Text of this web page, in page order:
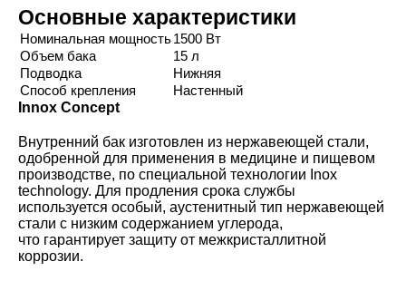
Основные характеристики
Номинальная мощность1500 Вт
Объем бака
15 л
Подводка
Нижняя
Способ крепления
Настенный
Innox Concept
Внутренний бак изготовлен из нержавеющей стали,
одобренной для применения в медицине и пищевом
производстве, по специальной технологии Inox
technology. Для продления срока службы
используется особый, аустенитный тип нержавеющей
стали с низким содержанием углерода,
что гарантирует защиту от межкристаллитной
коррозии.